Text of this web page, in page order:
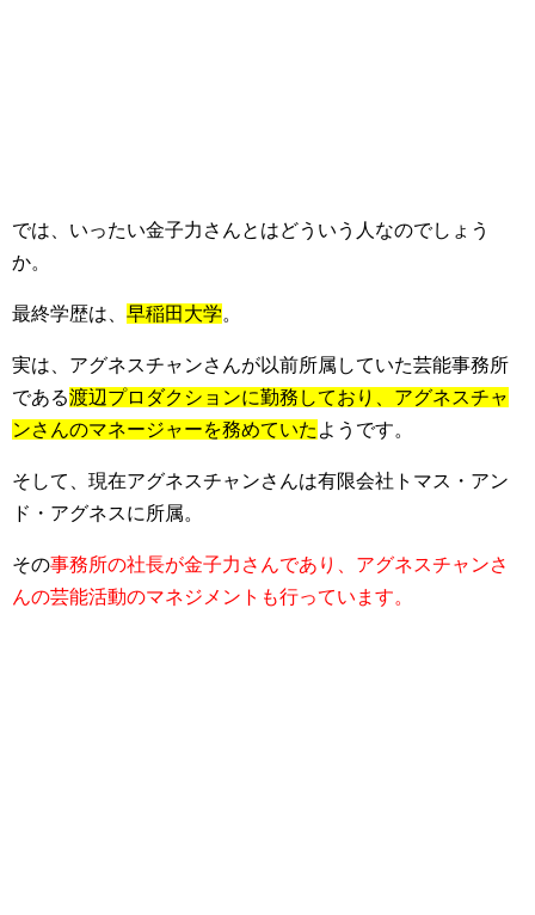
では、 いったい金子力さんとはどういう人なのでしょう
か。
最終学歴は、 早稲田大学。
実は、アグネスチャンさんが以前所属していた芸能事務所
である渡辺プロダクションに勤務しており、アグネスチャ
ンさんのマネージャーを務めていた ようです。
そして、現在アグネスチャンさんは有限会社トマス・アン
ド・アグネスに所属。
その事務所の社長が金子力さんであり、アグネスチャンさ
んの芸能活動のマネジメントも行っています。